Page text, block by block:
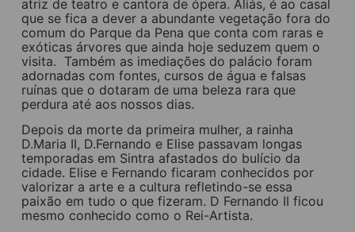
atriz de teatro e cantora de ópera. Aliás, é ao casal
que se fica a dever a abundante vegetação fora do
comum do Parque da Pena que conta com raras e
exóticas árvores que ainda hoje seduzem quem o
visita. Também as imediações do palácio foram
adornadas com fontes, cursos de água e falsas
ruínas que o dotaram de uma beleza rara que
perdura até aos nossos dias.
Depois da morte da primeira mulher, a rainha
D.Maria II, D.Fernando e Elise passavam longas
temporadas em Sintra afastados do bulício da
cidade. Elise e Fernando ficaram conhecidos por
valorizar a arte e a cultura refletindo-se essa
paixão em tudo o que fizeram. D Fernando II ficou
mesmo conhecido como o Rei-Artista.